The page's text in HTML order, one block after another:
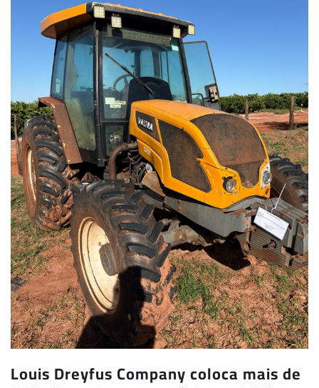
Louis Dreyfus Company coloca mais de